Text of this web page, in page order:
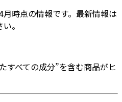
月時点の情報です。最新情報は
。
すべての成分”を含む商品がヒ